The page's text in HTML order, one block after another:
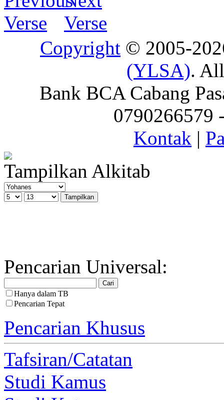
Copyright © 2005-
(YLSA).
Bank BCA Cabang
0790266579
Kontak |
Tampilkan Alkitab
Pencarian Universal:
Hanya dalam TB
Pencarian Tepat
Pencarian Khusus
Tafsiran/Catatan
Studi Kamus